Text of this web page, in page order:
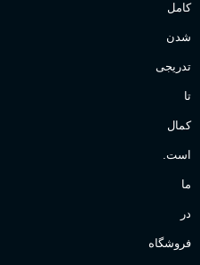
کامل
شدن
تدریجی
تا
کمال
است.
ما
در
فروشگاه